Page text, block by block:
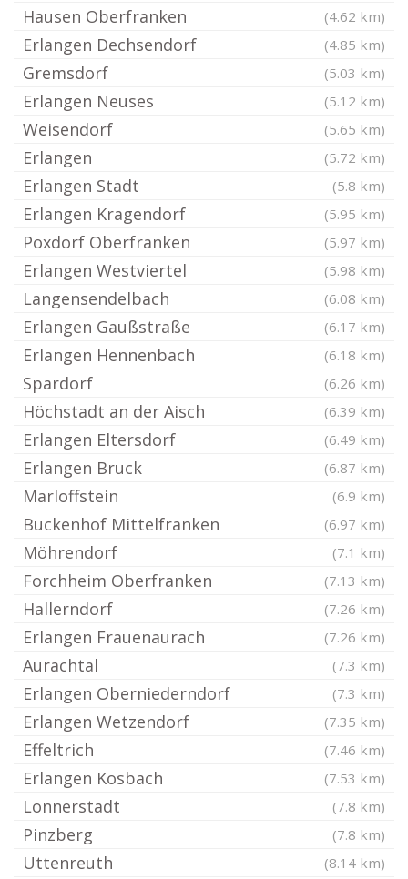
Hausen Oberfranken (4.62 km)
Erlangen Dechsendorf (4.85 km)
Gremsdorf (5.03 km)
Erlangen Neuses (5.12 km)
Weisendorf (5.65 km)
Erlangen (5.72 km)
Erlangen Stadt (5.8 km)
Erlangen Kragendorf (5.95 km)
Poxdorf Oberfranken (5.97 km)
Erlangen Westviertel (5.98 km)
Langensendelbach (6.08 km)
Erlangen Gaußstraße (6.17 km)
Erlangen Hennenbach (6.18 km)
Spardorf (6.26 km)
Höchstadt an der Aisch (6.39 km)
Erlangen Eltersdorf (6.49 km)
Erlangen Bruck (6.87 km)
Marloffstein (6.9 km)
Buckenhof Mittelfranken (6.97 km)
Möhrendorf (7.1 km)
Forchheim Oberfranken (7.13 km)
Hallerndorf (7.26 km)
Erlangen Frauenaurach (7.26 km)
Aurachtal (7.3 km)
Erlangen Oberniederndorf (7.3 km)
Erlangen Wetzendorf (7.35 km)
Effeltrich (7.46 km)
Erlangen Kosbach (7.53 km)
Lonnerstadt (7.8 km)
Pinzberg (7.8 km)
Uttenreuth (8.14 km)